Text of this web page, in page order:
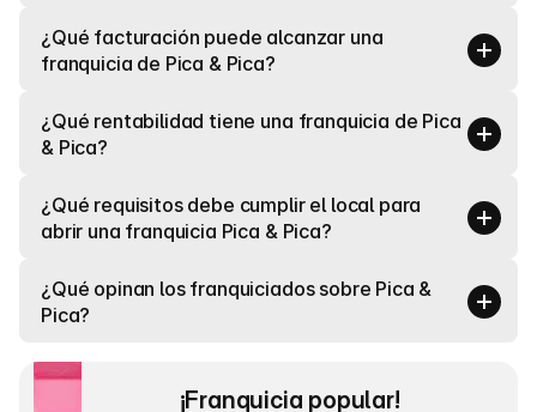
¿Qué facturación puede alcanzar una
franquicia de Pica & Pica?
¿Qué rentabilidad tiene una franquicia de Pica
& Pica?
¿Qué requisitos debe cumplir el local para
abrir una franquicia Pica & Pica?
¿Qué opinan los franquiciados sobre Pica &
Pica?
¡Franquicia popular!